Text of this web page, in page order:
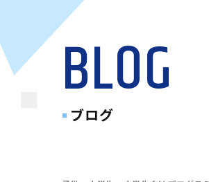
BLOG
ブログ